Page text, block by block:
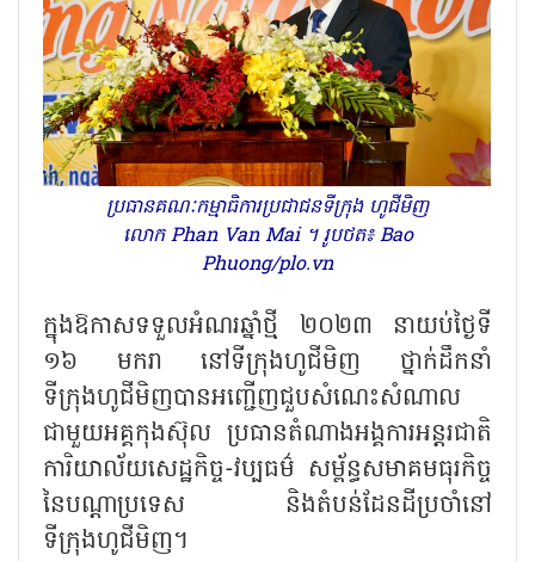
ប្រធានគណៈកម្មាធិការប្រជាជនទីក្រុង ហូជីមិញ
លោក Phan Van Mai ។ រូបថត៖ Bao
Phuong/plo.vn
ក្នុងឱកាសទទួលអំណរឆ្នាំថ្មី ២០២៣ នាយប់ថ្ងៃទី
១៦ មករា នៅទីក្រុងហូជីមិញ ថ្នាក់ដឹកនាំ
ទីក្រុងហូជីមិញបានអញ្ជើញជួបសំណេះសំណាល
ជាមួយអគ្គកុងស៊ុល ប្រធានតំណាងអង្គការអន្តរជាតិ
ការិយាល័យសេដ្ឋកិច្ច-វប្បធម៌ សម្ព័ន្ធសមាគមធុរកិច្ច
នៃបណ្ដាប្រទេស និងតំបន់ដែនដីប្រចាំនៅ
ទីក្រុងហូជីមិញ។